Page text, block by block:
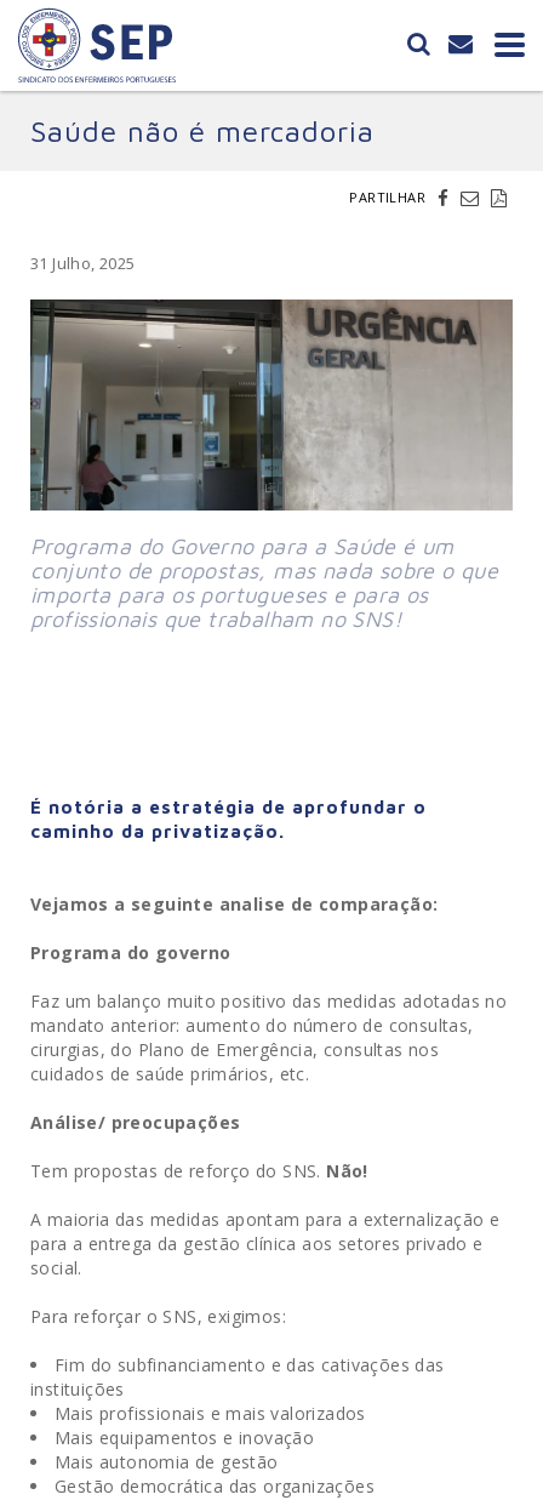
Saúde não é mercadoria
PARTILHAR
31 Julho, 2025
Programa do Governo para a Saúde é um
conjunto de propostas, mas nada sobre o que
importa para os portugueses e para os
profissionais que trabalham no SNS!
É notória a estratégia de aprofundar o
caminho da privatização.
Vejamos a seguinte analise de comparação:
Programa do governo
Faz um balanço muito positivo das medidas adotadas no
mandato anterior: aumento do número de consultas,
cirurgias, do Plano de Emergência, consultas nos
cuidados de saúde primários, etc.
Análise/ preocupações
Tem propostas de reforço do SNS. Não!
A maioria das medidas apontam para a externalização e
para a entrega da gestão clínica aos setores privado e
social.
Para reforçar o SNS, exigimos:
Fim do subfinanciamento e das cativações das
instituições
Mais profissionais e mais valorizados
Mais equipamentos e inovação
Mais autonomia de gestão
Gestão democrática das organizações